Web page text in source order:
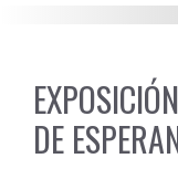
DE